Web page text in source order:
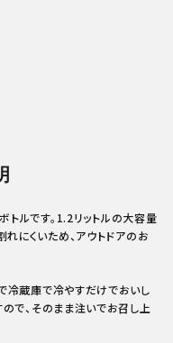
ルです。1.2リットルの大容量
れにくいため、アウトドアのお
冷蔵庫で冷やすだけでおいし
で、そのまま注いでお召し上